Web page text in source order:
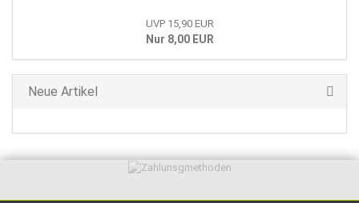
UVP 15,90 EUR
Nur 8,00 EUR
Neue Artikel